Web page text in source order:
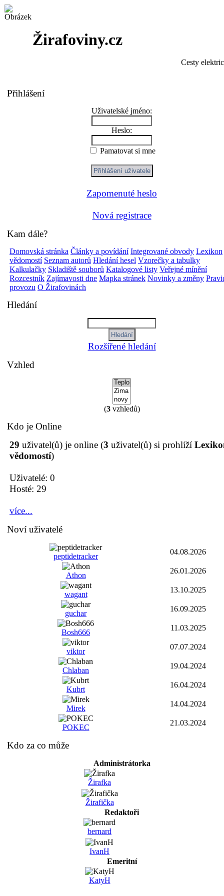
Žirafoviny.cz
Cesty
Přihlášení
Uživatelské jméno:
Heslo:
Pamatovat si mne
Zapomenuté heslo
Nová registrace
Kam dále?
Domovská stránka Články a povídání Integrované obvody Lexikon
vědomostí Seznam autorů Hledání hesel Vzorečky a tabulky
Kalkulačky Skladiště souborů Katalogové listy Veřejné mínění
Rozcestník Zajímavosti dne Mapka stránek Novinky a změny
provozu O Žirafovinách
Hledání
Rozšířené hledání
Vzhled
(3vzhledů)
Kdo je Online
29 uživatel(ů) je online (3 uživatel(ů) si prohlíží
vědomostí)
Uživatelé: 0
Hosté: 29
více...
Noví uživatelé
peptidetracker
04.08.2026
Athon
26.01.2026
wagant
13.10.2025
guchar
16.09.2025
Bosh666
11.03.2025
viktor
07.07.2024
Chlaban
19.04.2024
Kubrt
16.04.2024
Mirek
14.04.2024
POKEC
21.03.2024
Kdo za co může
Administrátorka
Žirafka
Žirafička
Redaktoři
bernard
IvanH
Emeritní
KatyH